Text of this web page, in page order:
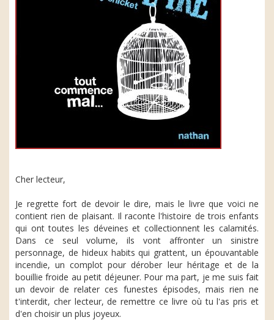
Cher lecteur,
Je regrette fort de devoir le dire, mais le livre que voici ne
contient rien de plaisant. Il raconte l'histoire de trois enfants
qui ont toutes les déveines et collectionnent les calamités.
Dans ce seul volume, ils vont affronter un sinistre
personnage, de hideux habits qui grattent, un épouvantable
incendie, un complot pour dérober leur héritage et de la
bouillie froide au petit déjeuner. Pour ma part, je me suis fait
un devoir de relater ces funestes épisodes, mais rien ne
t'interdit, cher lecteur, de remettre ce livre où tu l'as pris et
d'en choisir un plus joyeux.